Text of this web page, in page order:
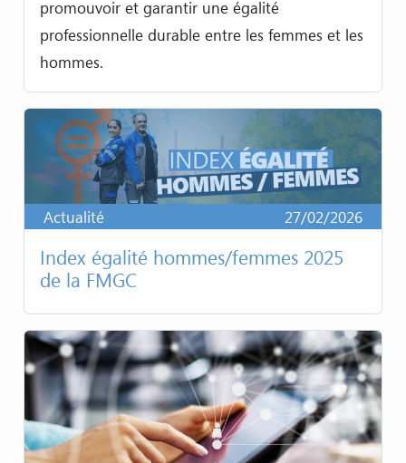
promouvoir et garantir une égalité
professionnelle durable entre les femmes et les
hommes.
Actualité 27/02/2026
Index égalité hommes/femmes 2025
de la FMGC